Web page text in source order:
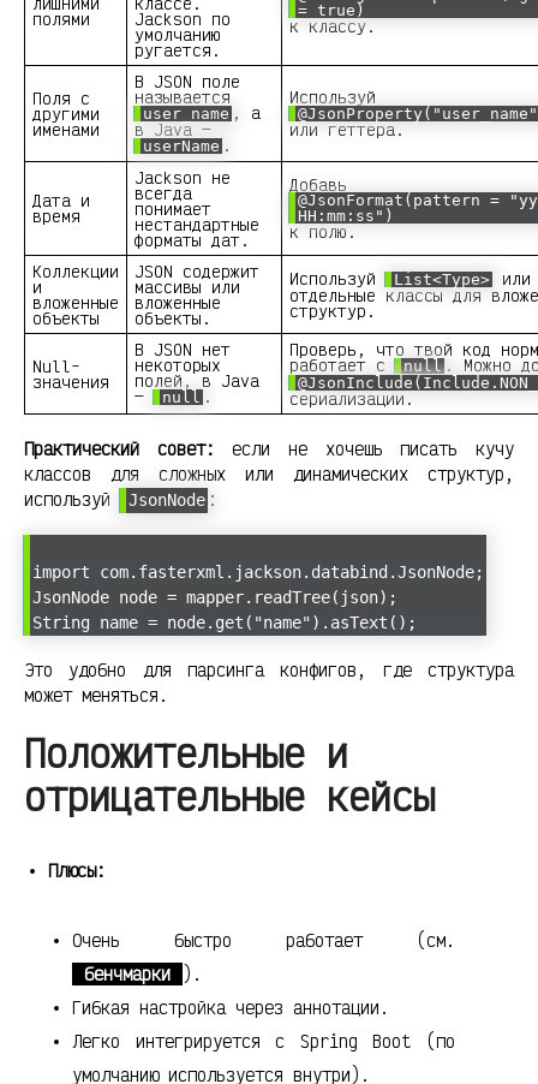
полями Jackson по
умолчанию
ругается.
= true)
к классу.
Поля с
другими
именами
В JSON поле
называется
user_name , а
в Java —
userName .
Используй
или геттера.
Дата и
время
Jackson не
всегда
понимает
нестандартные
форматы дат.
Добавь
@JsonFormat(pattern =
HH:mm:ss")
к полю.
Коллекции
и
вложенные
объекты
JSON содержит
массивы или
вложенные
объекты.
Используй List<Type>
или
отдельные классы для
структур.
Null-
значения
В JSON нет
некоторых
полей, в Java
— null .
Проверь, что твой код
работает с null . Можно
сериализации.
Практический совет: если не хочешь писать кучу
классов для сложных или динамических структур,
используй
JsonNode :
import com.fasterxml.jackson.databind.JsonNode;
JsonNode node = mapper.readTree(json);
String name = node.get("name").asText();
Это удобно для парсинга конфигов, где структура
может меняться.
Положительные и
отрицательные кейсы
Плюсы:
Очень быстро работает (см.
бенчмарки
).
Гибкая настройка через аннотации.
Легко интегрируется с Spring Boot (по
умолчанию используется внутри).